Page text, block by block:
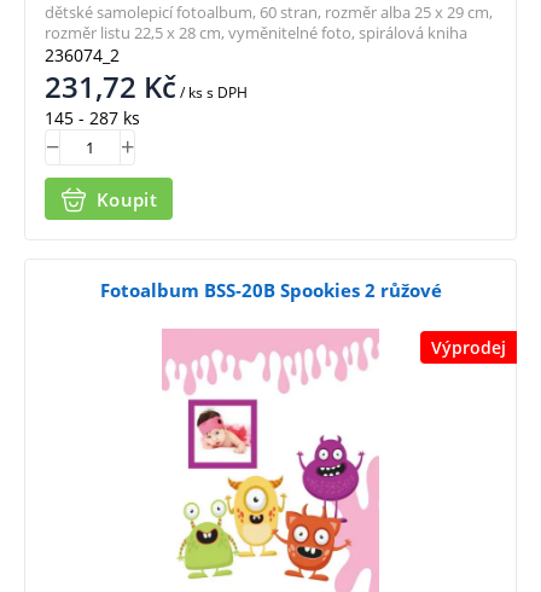
236074_2
231,72 Kč/ kss DPH
145 - 287 ks
Koupit
dětské samolepicí fotoalbum, 60 stran, rozměr alba 25 x 29 cm,
rozměr listu 22,5 x 28 cm, vyměnitelné foto, spirálová kniha
Výprodej
Fotoalbum BSS-20B Spookies 2 růžové